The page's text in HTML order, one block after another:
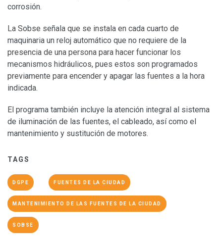
corrosión.
La Sobse señala que se instala en cada cuarto de
maquinaria un reloj automático que no requiere de la
presencia de una persona para hacer funcionar los
mecanismos hidráulicos, pues estos son programados
previamente para encender y apagar las fuentes a la hora
indicada.
El programa también incluye la atención integral al sistema
de iluminación de las fuentes, el cableado, así como el
mantenimiento y sustitución de motores.
TAGS
DGPE FUENTES DE LA CIUDAD
MANTENIMIENTO DE LAS FUENTES DE LA CIUDAD
SOBSE